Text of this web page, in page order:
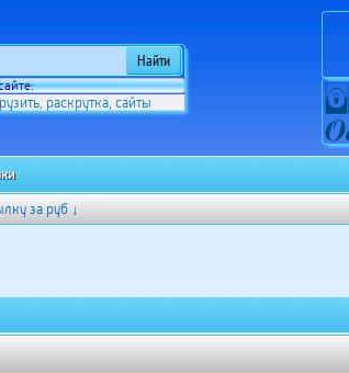
, раскрутка, сайты
за руб ↓